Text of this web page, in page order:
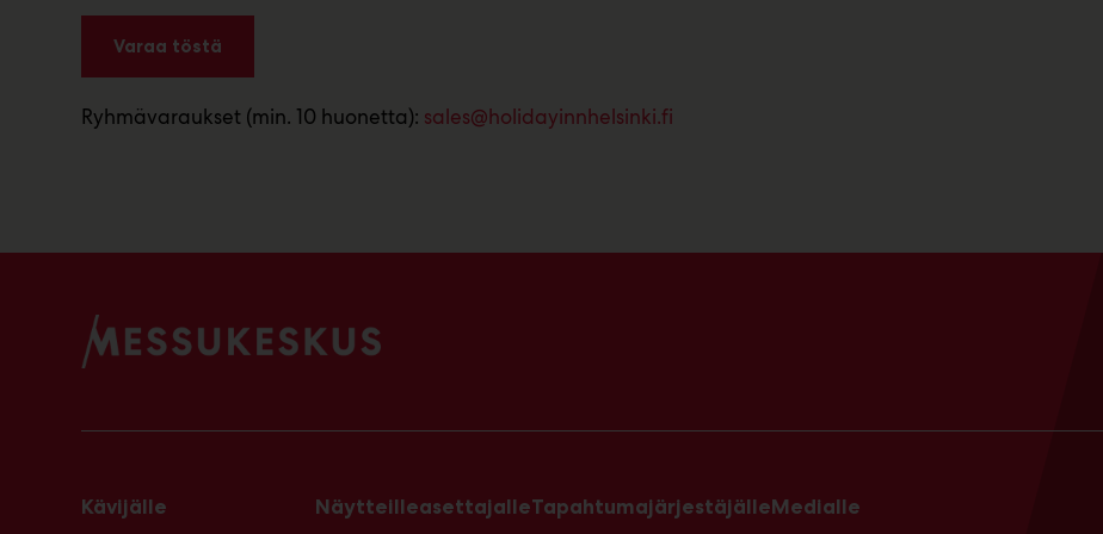
Varaa töstä
Ryhmävaraukset (min. 10 huonetta): sales@holidayinnhelsinki.fi
Kävijälle NäytteilleasettajalleTapahtumajärjestäjälleMedialle